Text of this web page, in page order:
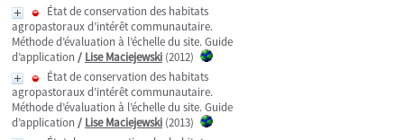
État de conservation des habitats
agropastoraux d’intérêt communautaire.
Méthode d’évaluation à l’échelle du site. Guide
d’application / Lise Maciejewski (2012)
État de conservation des habitats
agropastoraux d’intérêt communautaire.
Méthode d’évaluation à l’échelle du site. Guide
d’application / Lise Maciejewski (2013)